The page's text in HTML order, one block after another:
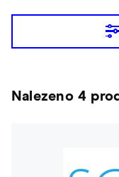
Nalezeno 4